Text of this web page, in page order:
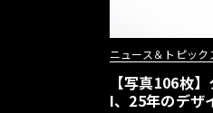
ニュース＆トピック
【写真106枚
I、25年のデザ